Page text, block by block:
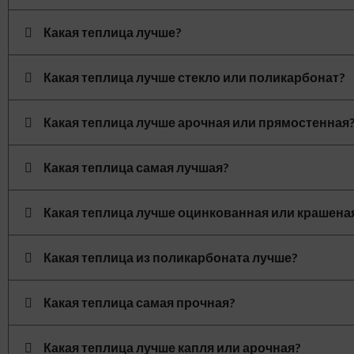
Какая теплица лучше?
Какая теплица лучше стекло или поликарбонат?
Какая теплица лучше арочная или
Какая теплица самая лучшая?
Какая теплица лучше оцинкованная или
Какая теплица из поликарбоната лучше?
Какая теплица самая прочная?
Какая теплица лучше капля или арочная?